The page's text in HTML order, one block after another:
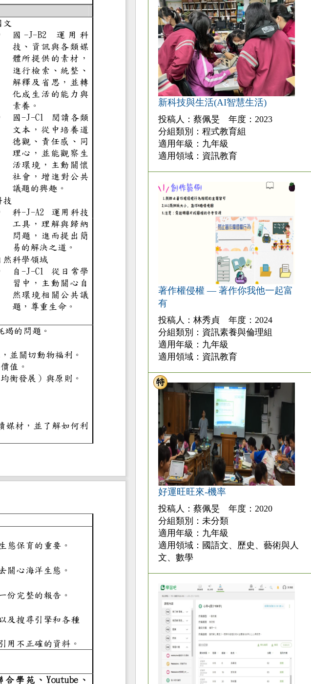
新科技與生活(AI智慧生活)
投稿人：蔡佩旻 年度：2023
分組類別：程式教育組
適用年級：九年級
適用領域：資訊教育
著作權侵權 — 著作你我他一起富
有
投稿人：林秀貞 年度：2024
分組類別：資訊素養與倫理組
適用年級：九年級
適用領域：資訊教育
好運旺旺來-機率
特
投稿人：蔡佩旻 年度：2020
分組類別：未分類
適用年級：九年級
適用領域：國語文、歷史、藝術與人
文、數學